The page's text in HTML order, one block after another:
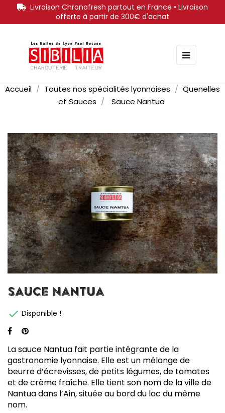
Livraison Chronofresh partout en France • Livraison
offerte à partir de 300€ d'achat
Basculer
la
☰
Accueil Toutes nos spécialités lyonnaises
Quenelles
et Sauces
Sauce Nantua
Sauce Nantua
 Disponible !
La sauce Nantua fait partie intégrante de la
gastronomie lyonnaise. Elle est un mélange de
beurre d’écrevisses, de petits légumes, de tomates
et de crème fraîche. Elle tient son nom de la ville de
Nantua dans l’Ain, située au bord du lac du même
nom.